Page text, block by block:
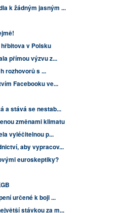
k žádným jasným ...
v Polsku
přímou výzvu z...
rozhovorů s ...
Facebooku ve...
a stává se nestab...
změnami klimatu
vyléčitelnou p...
aby vypracov...
euroskeptiky?
určené k boji ...
stávkou za m...